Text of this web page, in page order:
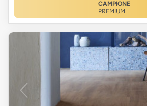
CAMPIONE
PREMIUM